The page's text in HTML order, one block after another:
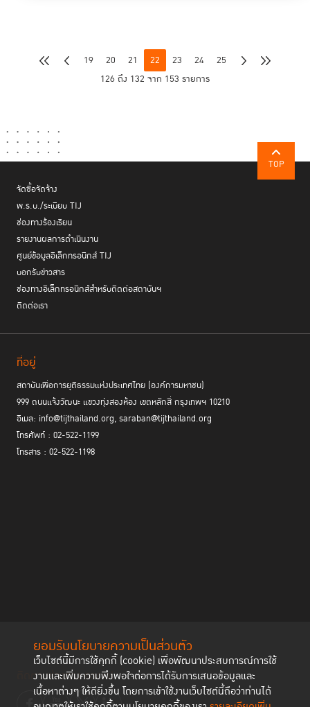
ยอมรับนโยบายความเป็นส่วนตัว
เว็บไซต์นี้มีการใช้คุกกี้ (cookie) เพื่อพัฒนาประสบการณ์การใช้
งานและเพิ่มความพึงพอใจต่อการได้รับการเสนอข้อมูลและ
เนื้อหาต่างๆ ให้ดียิ่งขึ้น โดยการเข้าใช้งานเว็บไซต์นี้ถือว่าท่านได้
19 20 21 22 23 24
25
126 ถึง 132 จาก 153 รายการ
TOP
จัดซื้อจัดจ้าง
พ.ร.บ./ระเบียบ TIJ
ช่องทางร้องเรียน
รายงานผลการดำเนินงาน
ศูนย์ข้อมูลอิเล็กทรอนิกส์ TIJ
บอกรับข่าวสาร
ช่องทางอิเล็กทรอนิกส์สำหรับติดต่อสถาบันฯ
ติดต่อเรา
ที่อยู่
สถาบันเพื่อการยุติธรรมแห่งประเทศไทย (องค์การมหาชน)
999 ถนนแจ้งวัฒนะ แขวงทุ่งสองห้อง เขตหลักสี่ กรุงเทพฯ 10210
อีเมล: info@tijthailand.org, saraban@tijthailand.org
โทรศัพท์ : 02-522-1199
โทรสาร : 02-522-1198
ติดตามช่องทาง social